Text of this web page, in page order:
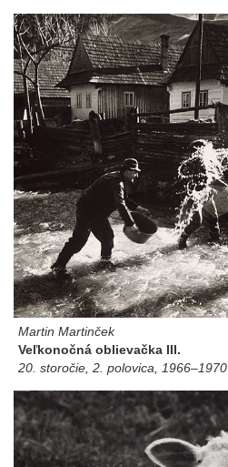
Martin Martinček
Veľkonočná oblievačka III.
20. storočie, 2. polovica, 1966–1970